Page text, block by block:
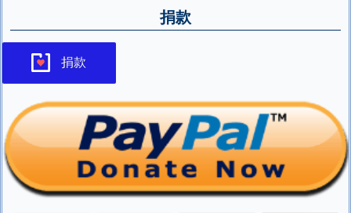
捐款
捐款